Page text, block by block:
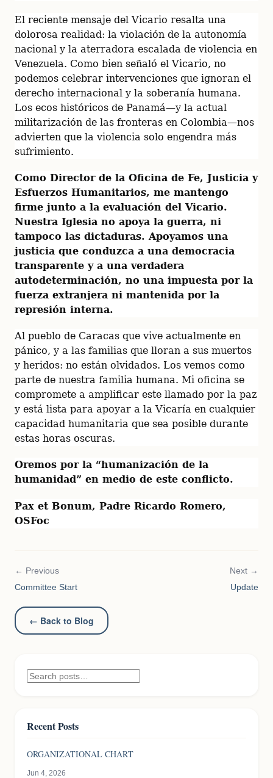
El reciente mensaje del Vicario resalta una
dolorosa realidad: la violación de la autonomía
nacional y la aterradora escalada de violencia en
Venezuela. Como bien señaló el Vicario, no
podemos celebrar intervenciones que ignoran el
derecho internacional y la soberanía humana.
Los ecos históricos de Panamá—y la actual
militarización de las fronteras en Colombia—nos
advierten que la violencia solo engendra más
sufrimiento.
Como Director de la Oficina de Fe, Justicia y
Esfuerzos Humanitarios, me mantengo
firme junto a la evaluación del Vicario.
Nuestra Iglesia no apoya la guerra, ni
tampoco las dictaduras. Apoyamos una
justicia que conduzca a una democracia
transparente y a una verdadera
autodeterminación, no una impuesta por la
fuerza extranjera ni mantenida por la
represión interna.
Al pueblo de Caracas que vive actualmente en
pánico, y a las familias que lloran a sus muertos
y heridos: no están olvidados. Los vemos como
parte de nuestra familia humana. Mi oficina se
compromete a amplificar este llamado por la paz
y está lista para apoyar a la Vicaría en cualquier
capacidad humanitaria que sea posible durante
estas horas oscuras.
Oremos por la “humanización de la
humanidad” en medio de este conflicto.
Pax et Bonum, Padre Ricardo Romero,
OSFoc
← Previous
Committee Start
Next →
Update
← Back to Blog
Recent Posts
ORGANIZATIONAL CHART
Jun 4, 2026